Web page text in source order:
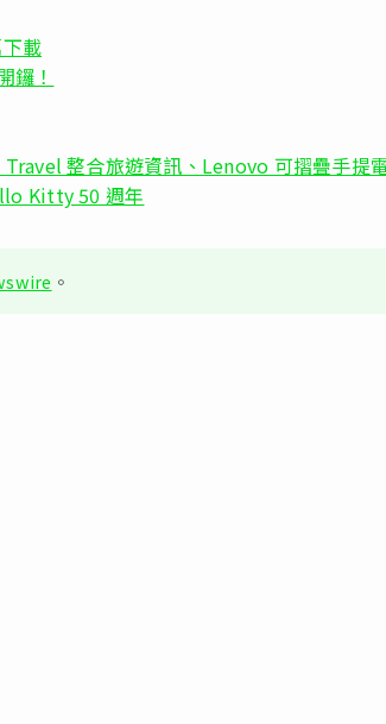
載
鑼！
整合旅遊資訊、Lenovo 可摺疊手提
Kitty 50 週年
。